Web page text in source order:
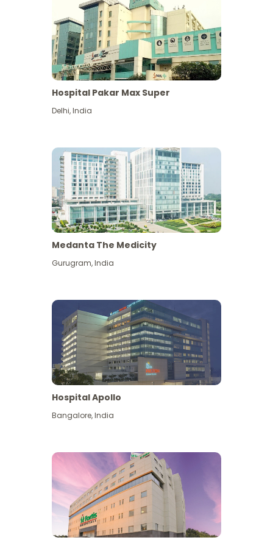
Hospital Pakar Max Super
Delhi,India
Medanta The Medicity
Gurugram,India
Hospital Apollo
Bangalore,India